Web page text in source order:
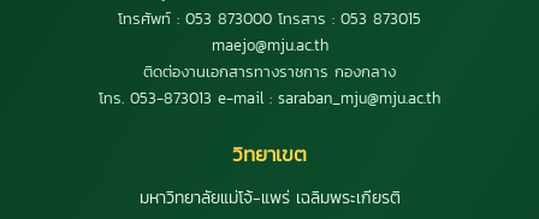
โทรศัพท์ : 053 873000 โทรสาร : 053 873015
maejo@mju.ac.th
ติดต่องานเอกสารทางราชการ กองกลาง
โทร. 053-873013 e-mail : saraban_mju@mju.ac.th
วิทยาเขต
มหาวิทยาลัยแม่โจ้-แพร่ เฉลิมพระเกียรติ